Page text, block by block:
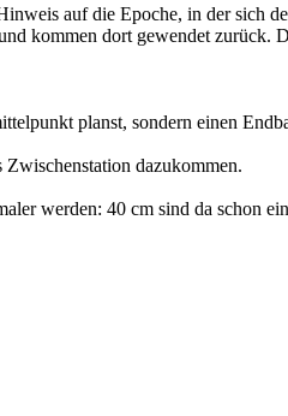
auf die Epoche, in der sich
kommen dort gewendet zurück.
planst, sondern einen
dazukommen.
werden: 40 cm sind da schon